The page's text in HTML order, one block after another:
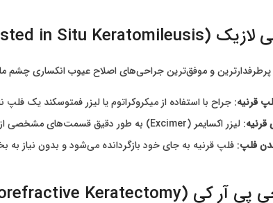
پرطرفدارترین و موفق‌ترین جراحی‌های اصلاح عیوب انکساری چشم
قرنیه: جراح با استفاده از میکروکراتوم یا لیزر فمتوسکند یک فلپ
قرنیه: لیزر اکسایمر (Excimer) به طور دقیق قسمت‌های مشخصی از بافت قرنیه را تبخیر می‌کند تا انحنای آن را تغییر دهد.
فلپ: فلپ قرنیه به جای خود بازگردانده می‌شود و بدون نیاز به